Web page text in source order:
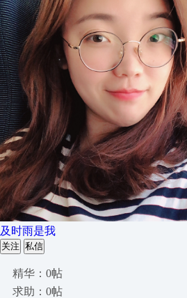
及时雨是我
关注 私信
精华：0帖
求助：0帖